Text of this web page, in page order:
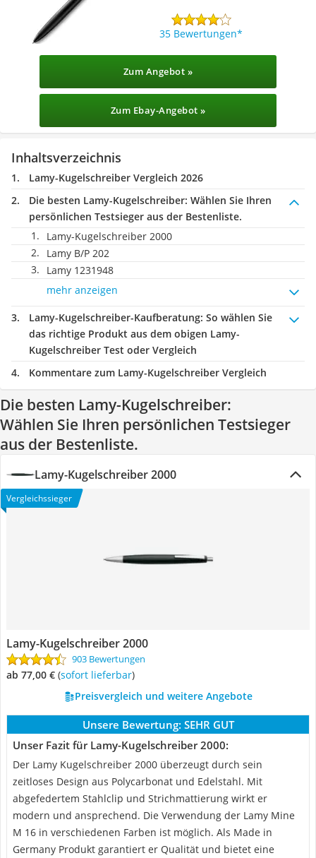
35 Bewertungen
Zum Angebot »
Zum Ebay-Angebot »
Inhaltsverzeichnis
Lamy-Kugelschreiber Vergleich 2026
Die besten Lamy-Kugelschreiber: Wählen Sie Ihren
persönlichen Testsieger aus der Bestenliste.
Lamy-Kugelschreiber 2000
Lamy B/P 202
Lamy 1231948
mehr anzeigen
Lamy-Kugelschreiber-Kaufberatung: So wählen Sie
das richtige Produkt aus dem obigen Lamy-
Kugelschreiber Test oder Vergleich
Kommentare zum Lamy-Kugelschreiber Vergleich
Die besten Lamy-Kugelschreiber:
Wählen Sie Ihren persönlichen Testsieger
aus der Bestenliste.
Lamy-Kugelschreiber 2000
Vergleichssieger
Lamy-Kugelschreiber 2000
903 Bewertungen
ab 77,00 € ( Sofort lieferbar)
Preisvergleich und weitere Angebote
Unsere Bewertung: SEHR GUT
Unser Fazit für Lamy-Kugelschreiber 2000:
Der Lamy Kugelschreiber 2000 überzeugt durch sein
zeitloses Design aus Polycarbonat und Edelstahl. Mit
abgefedertem Stahlclip und Strichmattierung wirkt er
modern und ansprechend. Die Verwendung der Lamy Mine
M 16 in verschiedenen Farben ist möglich. Als Made in
Germany Produkt garantiert er Qualität und bietet eine